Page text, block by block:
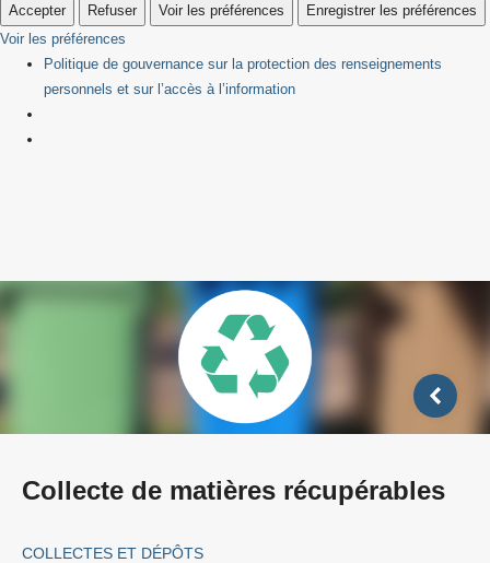
Accepter Refuser Voir les préférences
Enregistrer les préférences
Voir les préférences
Politique de gouvernance sur la protection des renseignements
personnels et sur l’accès à l’information
Collecte de matières récupérables
COLLECTES ET DÉPÔTS